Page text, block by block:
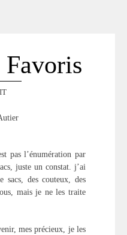
Favoris
pas l’énumération par
juste un constat. j’ai
sacs, des couteux, des
mais je ne les traite
mes précieux, je les